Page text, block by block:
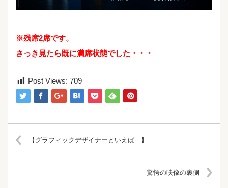
※残席2席です。
さっき見たら既に満席状態でした・・・
Post Views: 709
【グラフィックデザイナーといえば…】
驚愕の映像の裏側